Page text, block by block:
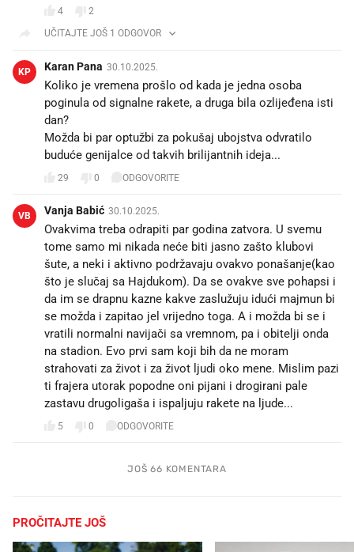
4
2
UČITAJTE JOŠ 1 ODGOVOR
KP Karan Pana 30.10.2025.
Koliko je vremena prošlo od kada je jedna osoba
poginula od signalne rakete, a druga bila ozlijeđena isti
dan?
Možda bi par optužbi za pokušaj ubojstva odvratilo
buduće genijalce od takvih brilijantnih ideja...
29 0 ODGOVORITE
VB Vanja Babić 30.10.2025.
Ovakvima treba odrapiti par godina zatvora. U svemu
tome samo mi nikada neće biti jasno zašto klubovi
šute, a neki i aktivno podržavaju ovakvo ponašanje(kao
što je slučaj sa Hajdukom). Da se ovakve sve pohapsi i
da im se drapnu kazne kakve zaslužuju idući majmun bi
se možda i zapitao jel vrijedno toga. A i možda bi se i
vratili normalni navijači sa vremnom, pa i obitelji onda
na stadion. Evo prvi sam koji bih da ne moram
strahovati za život i za život ljudi oko mene. Mislim pazi
ti frajera utorak popodne oni pijani i drogirani pale
zastavu drugoligaša i ispaljuju rakete na ljude...
5 0 ODGOVORITE
JOŠ 66 KOMENTARA
PROČITAJTE JOŠ